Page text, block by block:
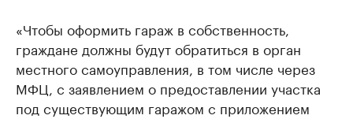
«Чтобы оформить гараж в собственность,
граждане должны будут обратиться в орган
местного самоуправления, в том числе через
МФЦ, с заявлением о предоставлении участка
под существующим гаражом с приложением